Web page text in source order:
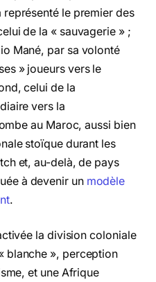
le premier des
de la « sauvagerie » ;
Mané, par sa volonté
» joueurs vers le
celui de la
vers la
au Maroc, aussi bien
stoïque durant les
et, au-delà, de pays
à devenir un modèle
.
la division coloniale
blanche », perception
et une Afrique